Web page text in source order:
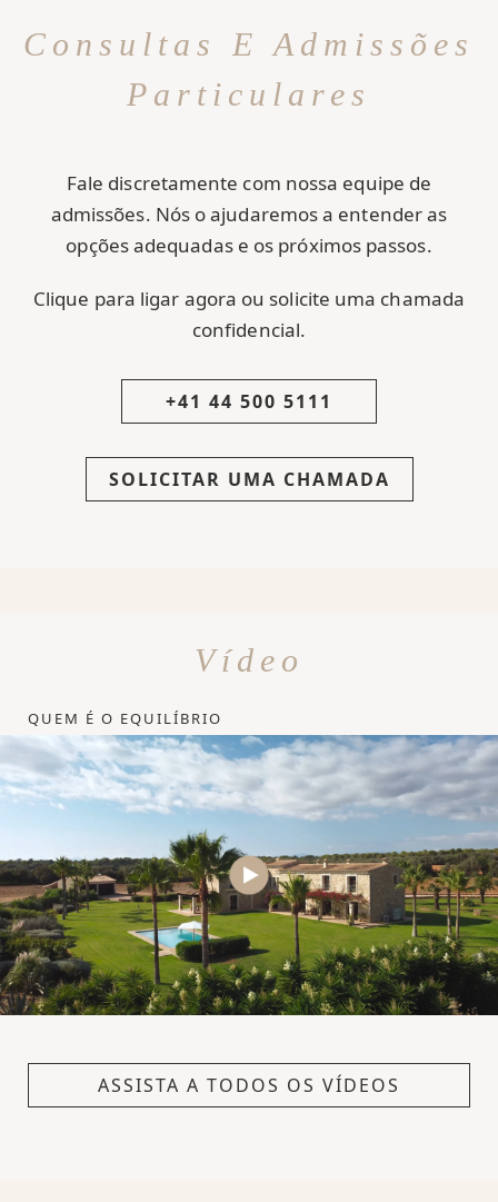
Consultas E Admissões
Particulares
Fale discretamente com nossa equipe de
admissões. Nós o ajudaremos a entender as
opções adequadas e os próximos passos.
Clique para ligar agora ou solicite uma chamada
confidencial.
+41 44 500 5111
SOLICITAR UMA CHAMADA
Vídeo
QUEM É O EQUILÍBRIO
ASSISTA A TODOS OS VÍDEOS